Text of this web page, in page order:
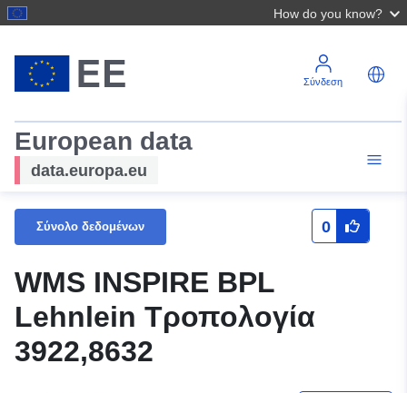
How do you know?
Σύνδεση
European data
data.europa.eu
Σύνολο δεδομένων 0
WMS INSPIRE BPL
Lehnlein Τροπολογία
3922,8632